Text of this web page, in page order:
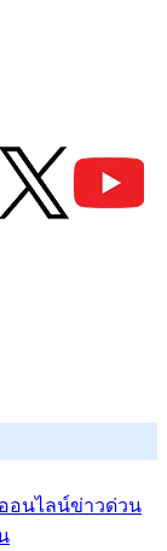
อนไลน์ข่าวด่วน